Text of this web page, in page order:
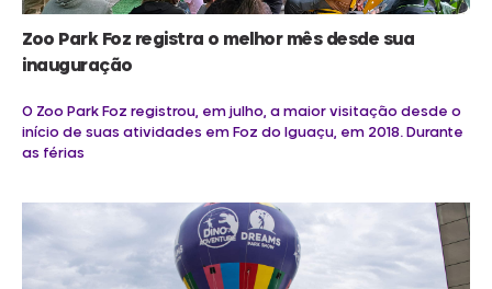
Zoo Park Foz registra o melhor mês desde sua
inauguração
O Zoo Park Foz registrou, em julho, a maior visitação desde o
início de suas atividades em Foz do Iguaçu, em 2018. Durante
as férias